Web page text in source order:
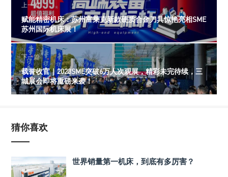
上一篇
赋能精密机床：苏州富莱克新款硬质合金刀具惊艳亮相SME
苏州国际机床展！
下一篇
载誉收官｜2023SME突破6万人次观展，精彩未完待续，三
城展会即将重磅来袭！
猜你喜欢
世界销量第一机床，到底有多厉害？